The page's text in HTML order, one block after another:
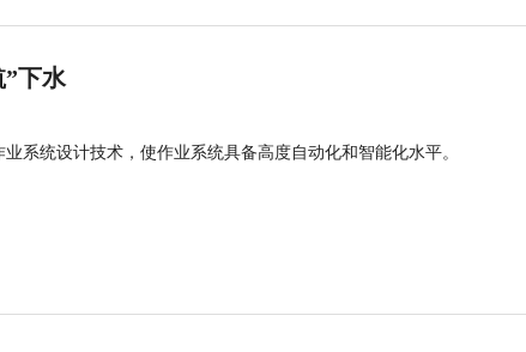
”下水
系统设计技术，使作业系统具备高度自动化和智能化水平。